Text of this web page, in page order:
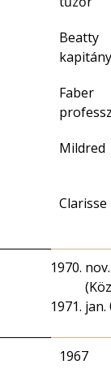
Beatty
kapitány
Faber
Mildred
Clarisse
jan.
1967